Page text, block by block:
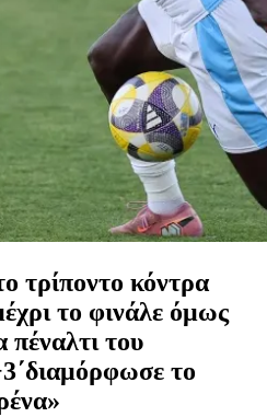
τρίποντο κόντρα
το φινάλε όμως
πέναλτι του
το